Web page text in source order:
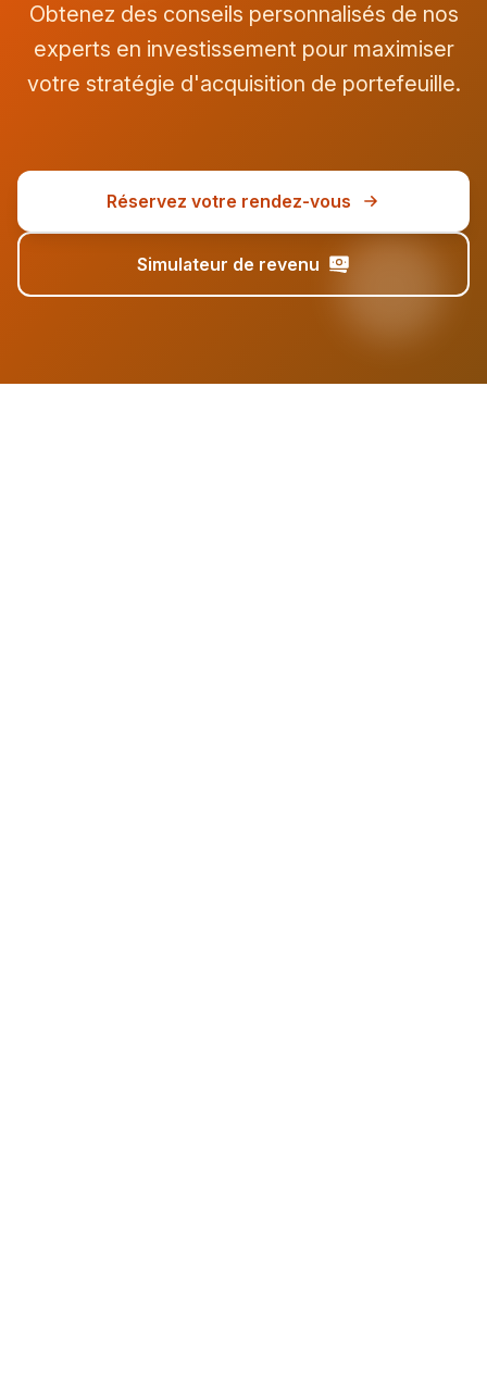
Obtenez des conseils personnalisés de nos
experts en investissement pour maximiser
votre stratégie d'acquisition de portefeuille.
Réservez votre rendez-vous
Simulateur de revenu